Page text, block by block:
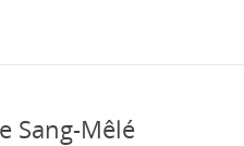
Sang-Mêlé